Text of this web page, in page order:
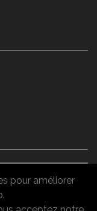
pour améliorer